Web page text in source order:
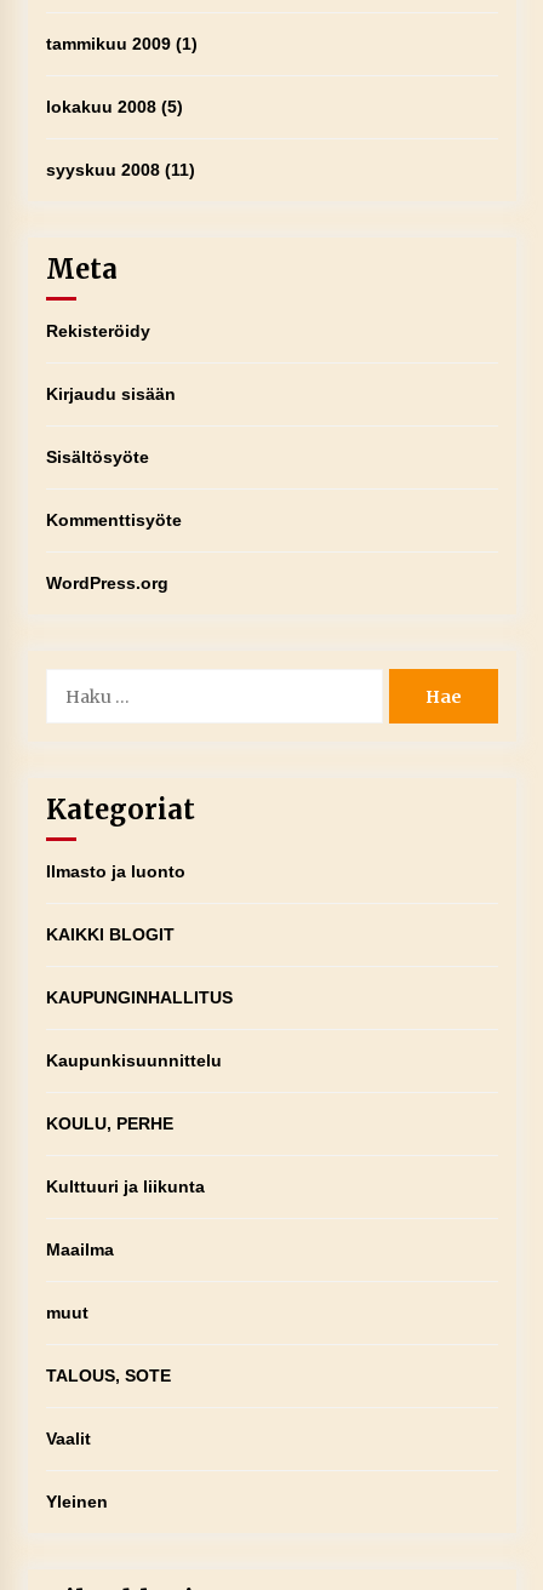
tammikuu 2009(1)
lokakuu 2008(5)
syyskuu 2008(11)
Meta
Rekisteröidy
Kirjaudu sisään
Sisältösyöte
Kommenttisyöte
WordPress.org
Kategoriat
Ilmasto ja luonto
KAIKKI BLOGIT
KAUPUNGINHALLITUS
Kaupunkisuunnittelu
KOULU, PERHE
Kulttuuri ja liikunta
Maailma
muut
TALOUS, SOTE
Vaalit
Yleinen